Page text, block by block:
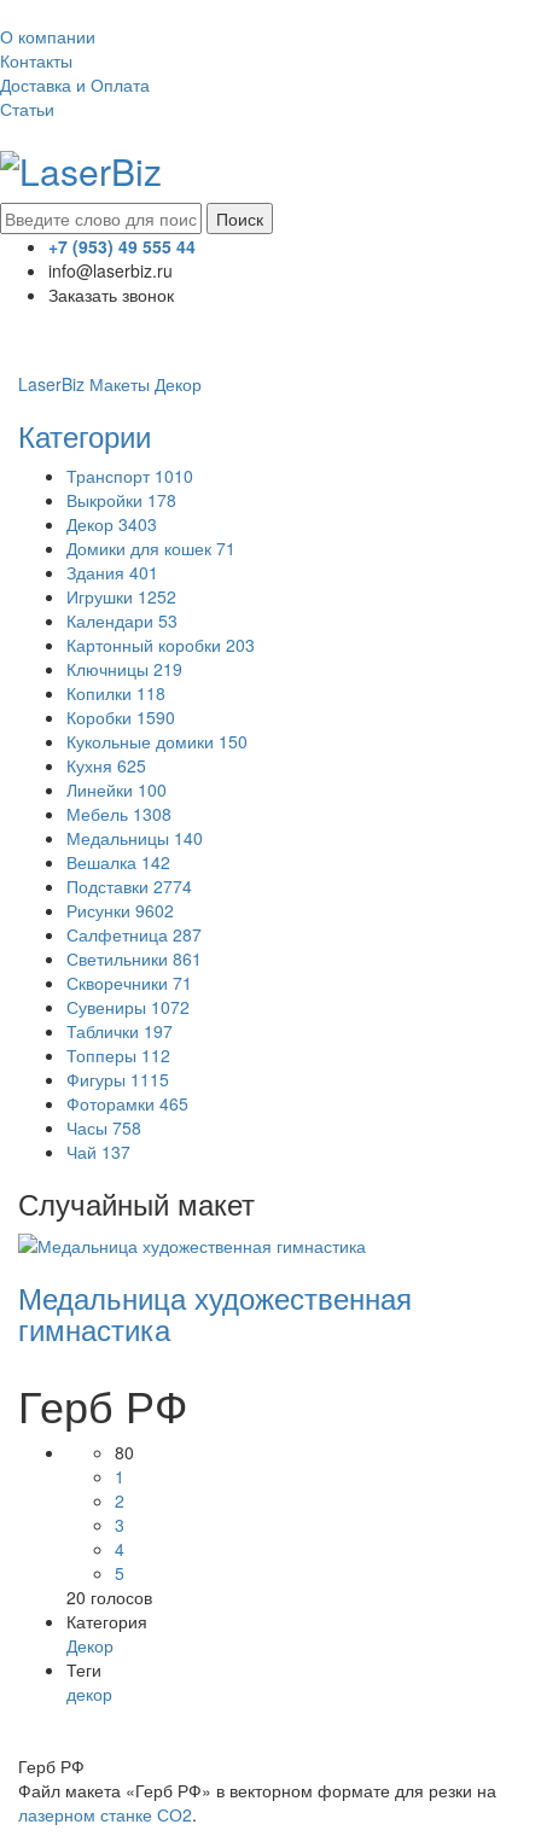
О компании
Контакты
Доставка и Оплата
Статьи
Поиск
+7 (953) 49 555 44
info@laserbiz.ru
Заказать звонок
LaserBiz Макеты Декор
Категории
Транспорт 1010
Выкройки 178
Декор 3403
Домики для кошек 71
Здания 401
Игрушки 1252
Календари 53
Картонный коробки 203
Ключницы 219
Копилки 118
Коробки 1590
Кукольные домики 150
Кухня 625
Линейки 100
Мебель 1308
Медальницы 140
Вешалка 142
Подставки 2774
Рисунки 9602
Салфетница 287
Светильники 861
Скворечники 71
Сувениры 1072
Таблички 197
Топперы 112
Фигуры 1115
Фоторамки 465
Часы 758
Чай 137
Случайный макет
Медальница художественная
гимнастика
Герб РФ
80
1
2
3
4
5
20 голосов
Категория
Декор
Теги
декор
Герб РФ
Файл макета «Герб РФ» в векторном формате для резки на
лазерном станке СО2.